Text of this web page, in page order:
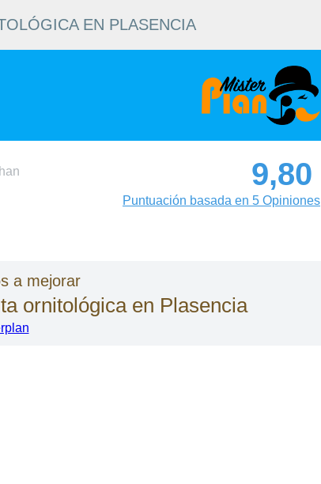
EN PLASENCIA
9,80
Puntuación basada en 5 Opiniones
a mejorar
ornitológica en Plasencia